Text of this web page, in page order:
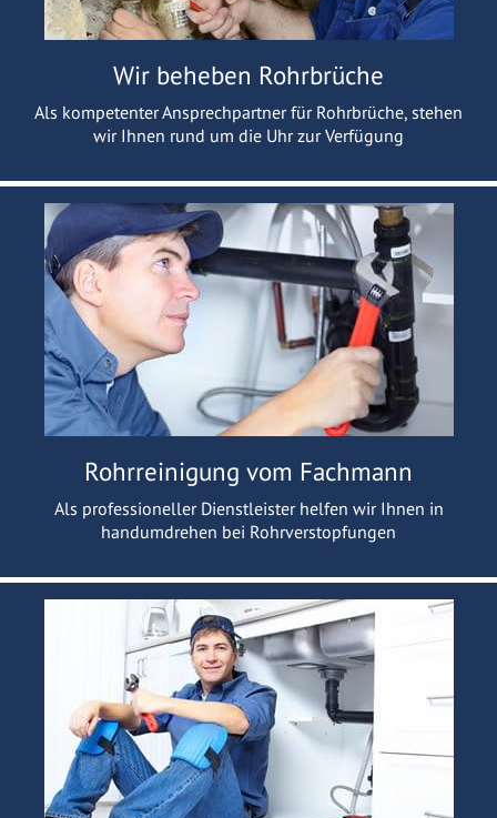
Wir beheben Rohrbrüche
Als kompetenter Ansprechpartner für Rohrbrüche, stehen
wir Ihnen rund um die Uhr zur Verfügung
Rohrreinigung vom Fachmann
Als professioneller Dienstleister helfen wir Ihnen in
handumdrehen bei Rohrverstopfungen